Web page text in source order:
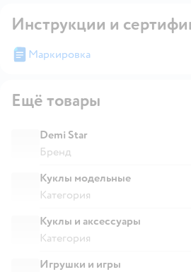
Инструкции и
Маркировка
Ещё товары
Demi Star
Бренд
Куклы модельные
Категория
Куклы и аксессуары
Категория
Игрушки и игры